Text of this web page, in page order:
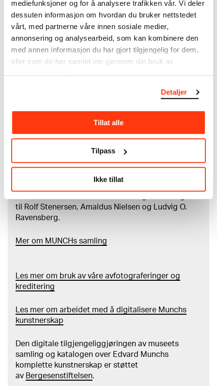
mediefunksjoner og for å analysere trafikken vår. Vi deler
dessuten informasjon om hvordan du bruker nettstedet
vårt, med partnerne våre innen sosiale medier,
annonsering og analysearbeid, som kan kombinere den
med annen informasjon du har gjort tilgjengelig for dem,
eller som de har samlet inn gjennom din bruk av
Detaljer
Tillat alle
Tilpass
Ikke tillat
Mål
Grafikkmotiv: 495 × 540 × 420 × 440 mm
Kreditering
Munchmuseet
Om verkskatalogen
I verkskatalogen kan du søke i hele Edvard Munchs
samsvar med den nyeste forskningen. Vi tar
MUNCHs samling består av over 42 000 unike
museumsobjekter, inkludert nærmere 27 000 unike
kunstverk. I tillegg til den ekstraordinære samlingen
til Rolf Stenersen, Amaldus Nielsen og Ludvig O.
Ravensberg.
Mer om MUNCHs samling
Les mer om bruk av våre avfotograferinger og
kreditering
Les mer om arbeidet med å digitalisere Munchs
kunstnerskap
Den digitale tilgjengeliggjøringen av museets
samling og katalogen over Edvard Munchs
komplette kunstnerskap er støttet
av Bergesenstiftelsen.